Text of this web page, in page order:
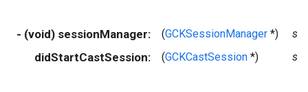
- (void) sessionManager: (GCKSessionManager *)
didStartCastSession: (GCKCastSession *)